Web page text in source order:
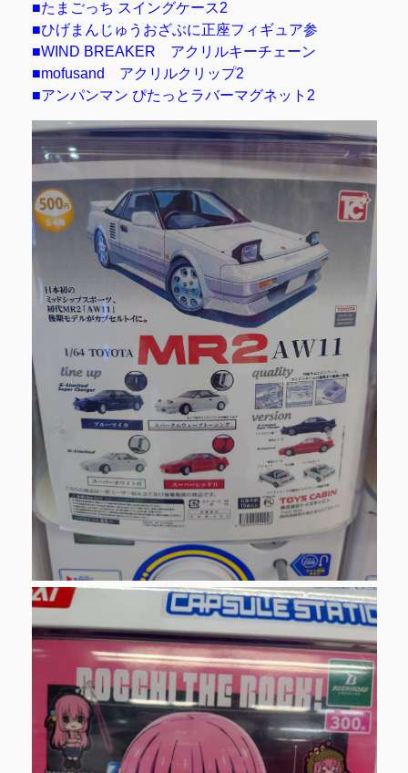
■たまごっち スイングケース2
■ひげまんじゅうおざぶに正座フィギュア参
■WIND BREAKER アクリルキーチェーン
■mofusand アクリルクリップ2
■アンパンマン ぴたっとラバーマグネット2